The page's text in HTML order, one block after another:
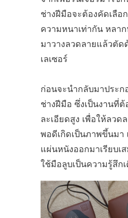
ช่างฝีมือจะต้องคัดเลือ
ความหนาเท่ากัน หลา
มาวางลวดลายแล้วตัด
เลเซอร์
ก่อนจะนำกลับมาประก
ช่างฝีมือ ซึ่งเป็นงานที่ต้
ละเอียดสูง เพื่อให้ลวด
พอดีเกิดเป็นภาพขึ้นมา
แผ่นหนังออกมาเรียบเ
ใช้มือลูบเป็นความรู้สึก